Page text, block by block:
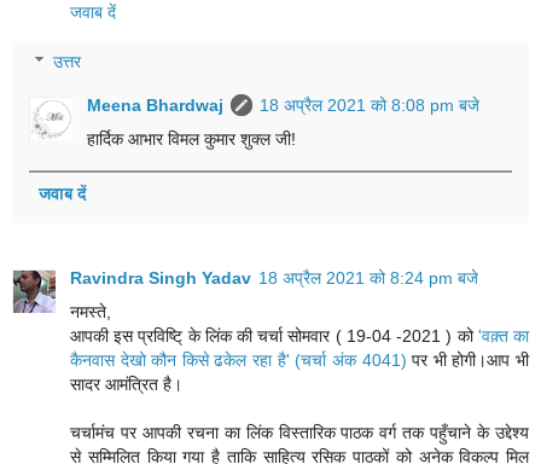
जवाब दें
उत्तर
Meena Bhardwaj
18 अप्रैल 2021 को 8:08 pm बजे
हार्दिक आभार विमल कुमार शुक्ल जी!
जवाब दें
Ravindra Singh Yadav 18 अप्रैल 2021 को 8:24 pm बजे
नमस्ते,
आपकी इस प्रविष्टि् के लिंक की चर्चा सोमवार ( 19-04 -2021 ) को'वक़्त का
कैनवास देखो कौन किसे ढकेल रहा है' (चर्चा अंक 4041)पर भी होगी।आप भी
सादर आमंत्रित है।
चर्चामंच पर आपकी रचना का लिंक विस्तारिक पाठक वर्ग तक पहुँचाने के उद्देश्य
से सम्मिलित किया गया है ताकि साहित्य रसिक पाठकों को अनेक विकल्प मिल